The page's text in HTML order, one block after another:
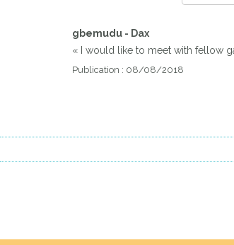
gbemudu - Dax
« I would like to meet with fellow
Publication : 08/08/2018